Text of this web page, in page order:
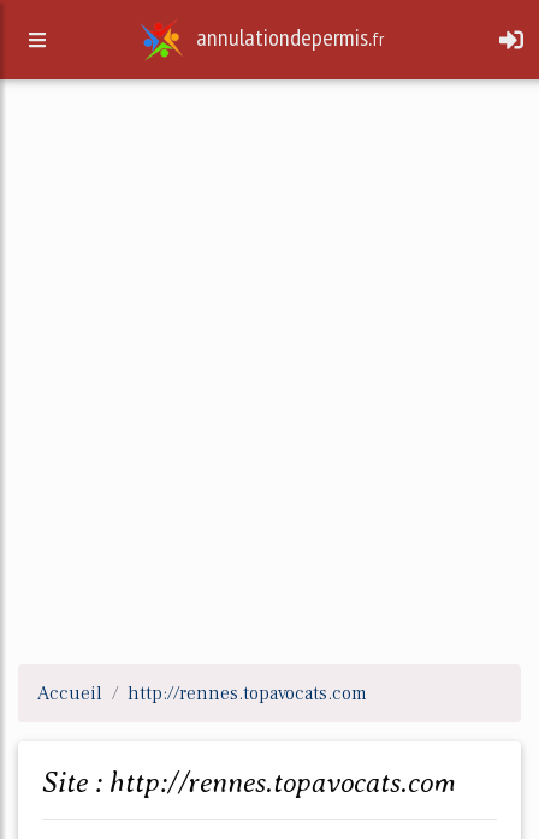
annulationdepermis.fr
Accueil http://rennes.topavocats.com
Site : http://rennes.topavocats.com